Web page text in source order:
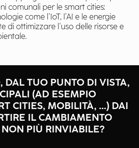
comunali per le smart cities:
come l'IoT, l'AI e le energie
di ottimizzare l'uso delle risorse e
DAL TUO PUNTO DI VISTA,
(AD ESEMPIO
CITIES, MOBILITÀ, ...) DAI
IL CAMBIAMENTO
PIÙ RINVIABILE?